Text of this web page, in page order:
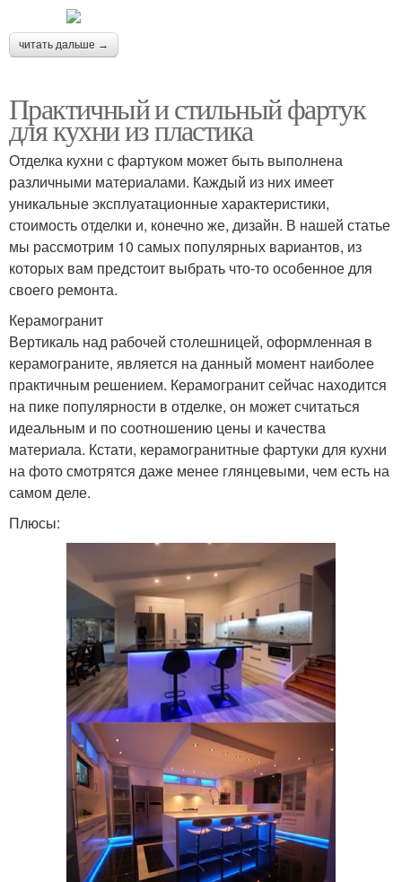
читать дальше →
Практичный и стильный фартук
для кухни из пластика
Отделка кухни с фартуком может быть выполнена
различными материалами. Каждый из них имеет
уникальные эксплуатационные характеристики,
стоимость отделки и, конечно же, дизайн. В нашей статье
мы рассмотрим 10 самых популярных вариантов, из
которых вам предстоит выбрать что-то особенное для
своего ремонта.
Керамогранит
Вертикаль над рабочей столешницей, оформленная в
керамограните, является на данный момент наиболее
практичным решением. Керамогранит сейчас находится
на пике популярности в отделке, он может считаться
идеальным и по соотношению цены и качества
материала. Кстати, керамогранитные фартуки для кухни
на фото смотрятся даже менее глянцевыми, чем есть на
самом деле.
Плюсы: